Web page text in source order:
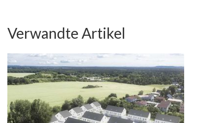
Verwandte Artikel